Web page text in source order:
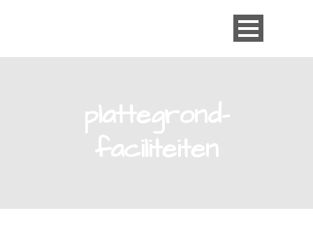
plattegrond-
faciliteiten